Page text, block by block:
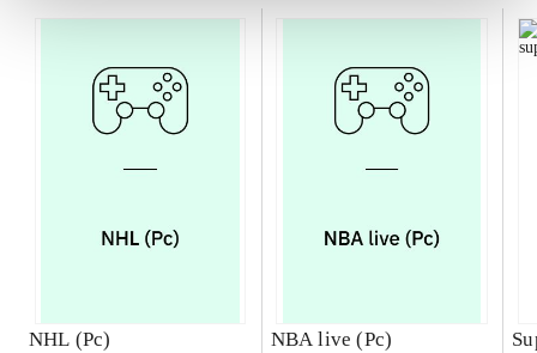
NHL (Pc) NBA live (Pc)